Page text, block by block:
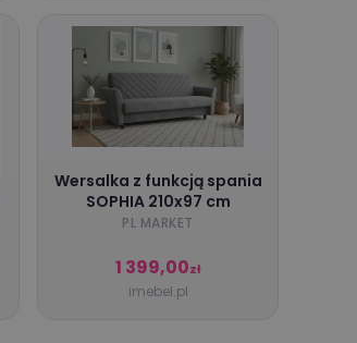
Wersalka z funkcją spania
SOPHIA 210x97 cm
PL MARKET
1 399,00zł
imebel.pl